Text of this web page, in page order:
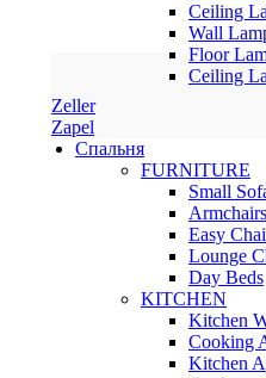
Ceiling
Wall
Floor
Ceiling
Zeller
Zapel
Спальня
FURNITURE
Small
Armchairs
Easy
Lounge
Day Beds
KITCHEN
Kitchen
Cooking
Kitchen